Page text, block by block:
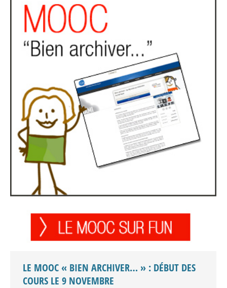
LE MOOC « BIEN ARCHIVER… » : DÉBUT DES
COURS LE 9 NOVEMBRE